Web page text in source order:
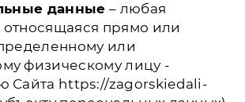
данные – любая
прямо или
или
физическому лицу -
Сайта https://zagorskiedali-